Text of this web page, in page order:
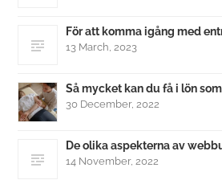
För att komma igång med
13 March, 2023
Så mycket kan du få i lön
30 December, 2022
De olika aspekterna av
14 November, 2022